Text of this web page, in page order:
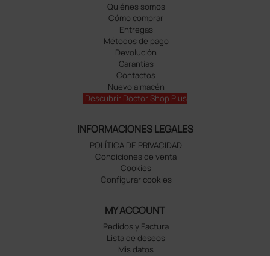
Quiénes somos
Cómo comprar
Entregas
Métodos de pago
Devolución
Garantías
Contactos
Nuevo almacén
Descubrir Doctor Shop Plus
INFORMACIONES LEGALES
POLÍTICA DE PRIVACIDAD
Condiciones de venta
Cookies
Configurar cookies
MY ACCOUNT
Pedidos y Factura
Lista de deseos
Mis datos